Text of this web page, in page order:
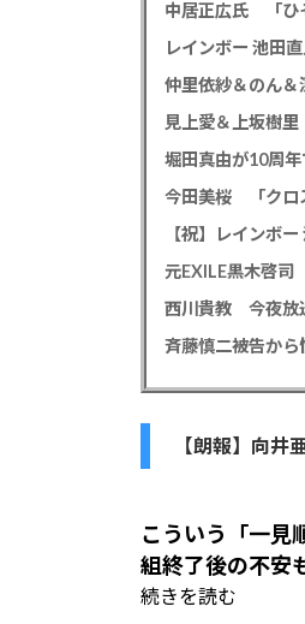
仲里依紗＆のん
見上愛＆上坂樹
堀田真由が10周
今田美桜 「クロ
【祝】レインボ
西川貴教 今夜放
【朗報】向
こういう「一見
組終了後の不安
続きを読む